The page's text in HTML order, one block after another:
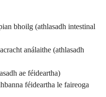
bhoilg (athlasadh intestinal
análaithe (athlasadh
ae féideartha)
féideartha le faireoga